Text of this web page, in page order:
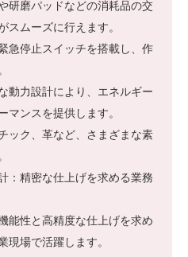
研磨パッドなどの消耗品の交
スムーズに行えます。
急停止スイッチを搭載し、作
動力設計により、エネルギー
マンスを提供します。
ック、革など、さまざまな素
：精密な仕上げを求める業務
能性と高精度な仕上げを求め
現場で活躍します。